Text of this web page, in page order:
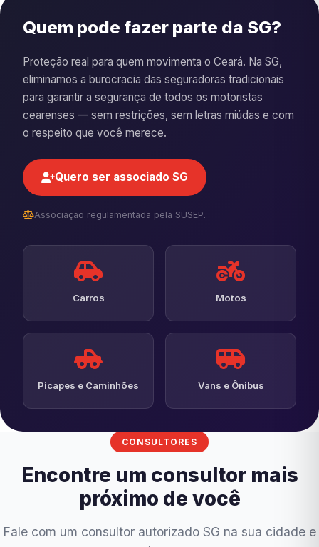
Quem pode fazer parte da SG?
Proteção real para quem movimenta o Ceará. Na SG,
eliminamos a burocracia das seguradoras tradicionais
para garantir a segurança de todos os motoristas
cearenses — sem restrições, sem letras miúdas e com
o respeito que você merece.
Quero ser associado SG
Associação regulamentada pela SUSEP.
Carros Motos
Picapes e Caminhões Vans e Ônibus
CONSULTORES
Encontre um consultor mais
próximo de você
Fale com um consultor autorizado SG na sua cidade e